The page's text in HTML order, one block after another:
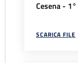
Cesena -
SCARICA FILE